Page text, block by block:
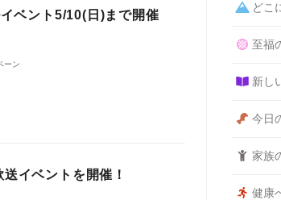
ベント5/10(日)まで開催
ーン
イベントを開催！
どこ
至福
新し
今日
家族
健康